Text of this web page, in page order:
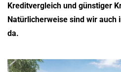
Kreditvergleich und günstiger
Natürlicherweise sind wir auch
da.